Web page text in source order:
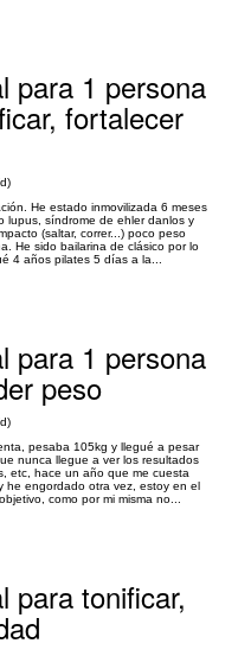
para 1 persona
fortalecer
He estado inmovilizada 6 meses
lupus, síndrome de ehler danlos y
(saltar, correr...) poco peso
He sido bailarina de clásico por lo
4 años pilates 5 días a la...
para 1 persona
peso
pesaba 105kg y llegué a pesar
nunca llegue a ver los resultados
etc, hace un año que me cuesta
he engordado otra vez, estoy en el
como por mi misma no...
para tonificar,